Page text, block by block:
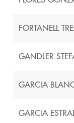
FORTANELL
GANDLER
GARCIA
GARCIA